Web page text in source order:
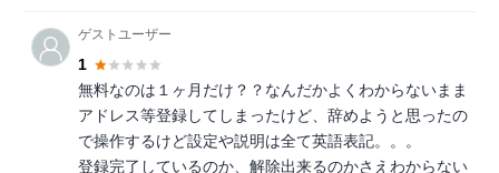
ゲストユーザー
1
無料なのは１ヶ月だけ？？なんだかよくわからないまま
アドレス等登録してしまったけど、辞めようと思ったの
で操作するけど設定や説明は全て英語表記。。。
登録完了しているのか、解除出来るのかさえわからない